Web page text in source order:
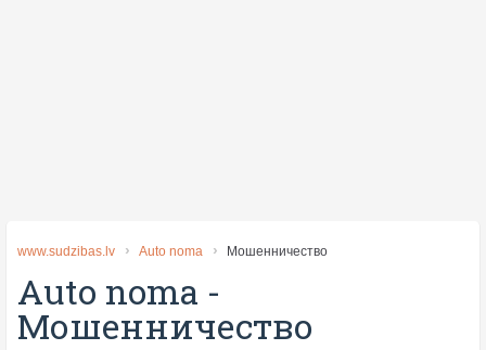
www.sudzibas.lv Аuto noma Мошенничество
Аuto noma -
Мошенничество